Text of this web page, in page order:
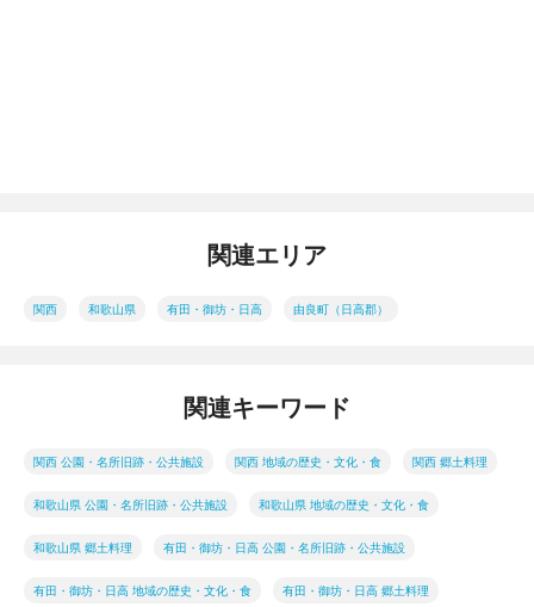
関連エリア
関西 和歌山県 有田・御坊・日高 由良町（日高郡）
関連キーワード
関西 公園・名所旧跡・公共施設 関西 地域の歴史・文化・食 関西 郷土料理
和歌山県 公園・名所旧跡・公共施設 和歌山県 地域の歴史・文化・食
和歌山県 郷土料理 有田・御坊・日高 公園・名所旧跡・公共施設
有田・御坊・日高 地域の歴史・文化・食 有田・御坊・日高 郷土料理